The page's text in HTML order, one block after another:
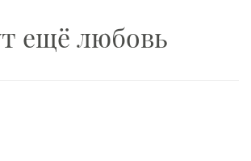
ещё любовь